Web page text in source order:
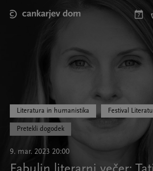
main
7
Literatura in humanistika Festival
Pretekli dogodek
9. mar. 2023 20:00